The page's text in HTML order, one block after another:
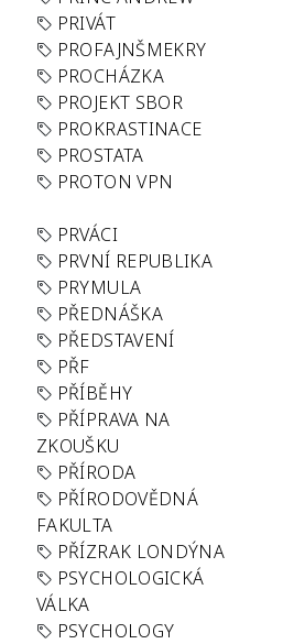
PRIVÁT
PROFAJNŠMEKRY
PROCHÁZKA
PROJEKT SBOR
PROKRASTINACE
PROSTATA
PROTON VPN
PRVÁCI
PRVNÍ REPUBLIKA
PRYMULA
PŘEDNÁŠKA
PŘEDSTAVENÍ
PŘF
PŘÍBĚHY
PŘÍPRAVA NA
ZKOUŠKU
PŘÍRODA
PŘÍRODOVĚDNÁ
FAKULTA
PŘÍZRAK LONDÝNA
PSYCHOLOGICKÁ
VÁLKA
PSYCHOLOGY